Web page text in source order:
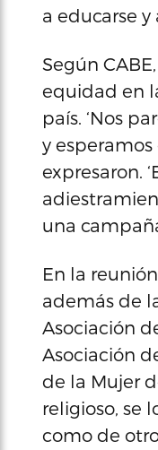
a educarse
Según
equidad en
país. ‘Nos
y esperamos
expresaron.
una
En la
además de
Asociación
Asociación
de la Mujer
religioso, se
como de